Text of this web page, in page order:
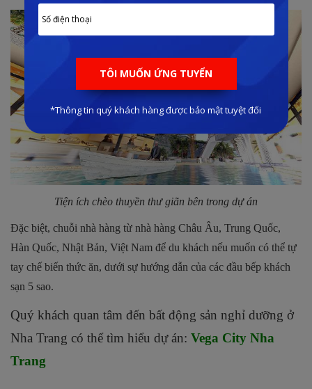
Tiện ích chèo thuyền thư giãn bên trong dự án
Đặc biệt, chuỗi nhà hàng từ nhà hàng Châu Âu, Trung Quốc,
Hàn Quốc, Nhật Bản, Việt Nam để du khách nếu muốn có thể tự
tay chế biến thức ăn, dưới sự hướng dẫn của các đầu bếp khách
sạn 5 sao.
Quý khách quan tâm đến bất động sản nghỉ dưỡng ở
Nha Trang có thể tìm hiểu dự án: Vega City Nha
Trang